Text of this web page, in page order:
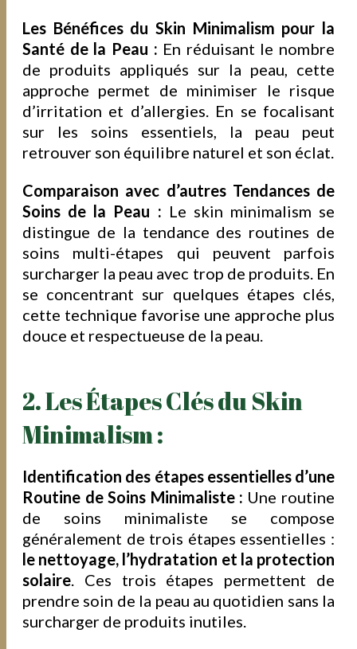
Les Bénéfices du Skin Minimalism pour la
Santé de la Peau : En réduisant le nombre
de produits appliqués sur la peau, cette
approche permet de minimiser le risque
d’irritation et d’allergies. En se focalisant
sur les soins essentiels, la peau peut
retrouver son équilibre naturel et son éclat.
Comparaison avec d’autres Tendances de
Soins de la Peau : Le skin minimalism se
distingue de la tendance des routines de
soins multi-étapes qui peuvent parfois
surcharger la peau avec trop de produits. En
se concentrant sur quelques étapes clés,
cette technique favorise une approche plus
douce et respectueuse de la peau.
2. Les Étapes Clés du Skin
Minimalism :
Identification des étapes essentielles d’une
Routine de Soins Minimaliste : Une routine
de soins minimaliste se compose
généralement de trois étapes essentielles :
le nettoyage, l’hydratation et la protection
solaire . Ces trois étapes permettent de
prendre soin de la peau au quotidien sans la
surcharger de produits inutiles.